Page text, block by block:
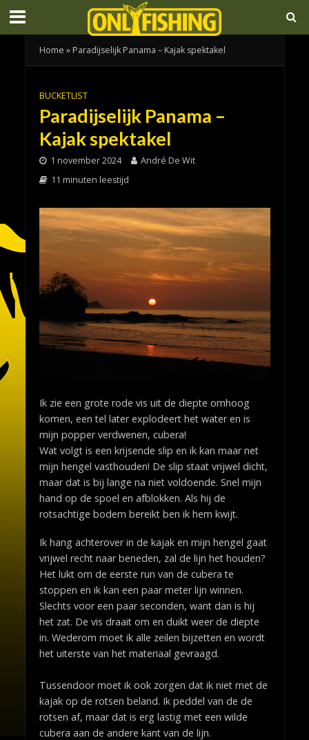
Home » Paradijselijk Panama – Kajak spektakel
BUCKETLIST
Paradijselijk Panama –
Kajak spektakel
1 november 2024
André De Wit
11 minuten leestijd
Ik zie een grote rode vis uit de diepte omhoog
komen, een tel later explodeert het water en is
mijn popper verdwenen, cubera!
Wat volgt is een krijsende slip en ik kan maar net
mijn hengel vasthouden! De slip staat vrijwel dicht,
maar dat is bij lange na niet voldoende. Snel mijn
hand op de spoel en afblokken. Als hij de
rotsachtige bodem bereikt ben ik hem kwijt.
Ik hang achterover in de kajak en mijn hengel gaat
vrijwel recht naar beneden, zal de lijn het houden?
Het lukt om de eerste run van de cubera te
stoppen en ik kan een paar meter lijn winnen.
Slechts voor een paar seconden, want dan is hij
het zat. De vis draait om en duikt weer de diepte
in. Wederom moet ik alle zeilen bijzetten en wordt
het uiterste van het materiaal gevraagd.
Tussendoor moet ik ook zorgen dat ik niet met de
kajak op de rotsen beland. Ik peddel van de de
rotsen af, maar dat is erg lastig met een wilde
cubera aan de andere kant van de lijn.